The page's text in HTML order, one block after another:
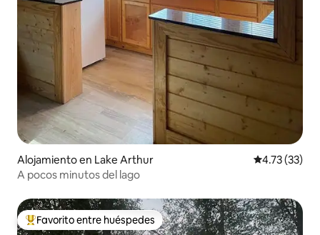
Alojamiento en Lake Arthur Calificación
4.73 (33)
A pocos minutos del lago
Favorito entre huéspedes preferido
Favorito entre huéspedes